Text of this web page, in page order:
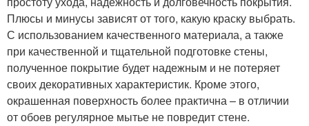
Плюсы и минусы зависят от того, какую краску выбрать.
С использованием качественного материала, а также
при качественной и тщательной подготовке стены,
полученное покрытие будет надежным и не потеряет
своих декоративных характеристик. Кроме этого,
окрашенная поверхность более практична – в отличии
от обоев регулярное мытье не повредит стене.